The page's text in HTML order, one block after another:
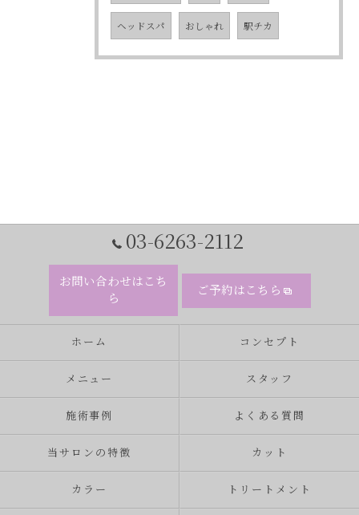
ヘッドスパ おしゃれ 駅チカ
03-6263-2112
お問い合わせはこち
ら
ご予約はこちら
ホーム コンセプト
メニュー スタッフ
施術事例 よくある質問
当サロンの特徴 カット
カラー トリートメント